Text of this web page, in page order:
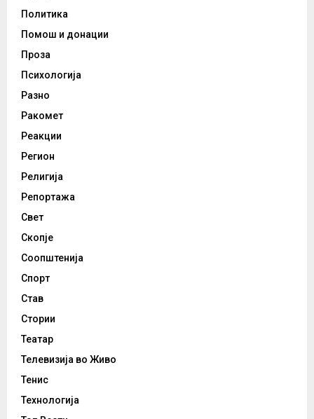
Политика
Помош и донации
Проза
Психологија
Разно
Ракомет
Реакции
Регион
Религија
Репортажа
Свет
Скопје
Соопштенија
Спорт
Став
Стории
Театар
Телевизија во Живо
Тенис
Технологија